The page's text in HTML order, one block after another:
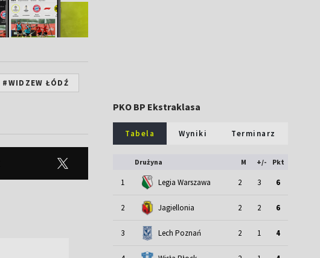
#WIDZEW ŁÓDŹ
PKO BP Ekstraklasa
Tabela Wyniki Terminarz
Drużyna M +/- Pkt
1 Legia Warszawa 2 3 6
2 Jagiellonia 2 2 6
3 Lech Poznań 2 1 4